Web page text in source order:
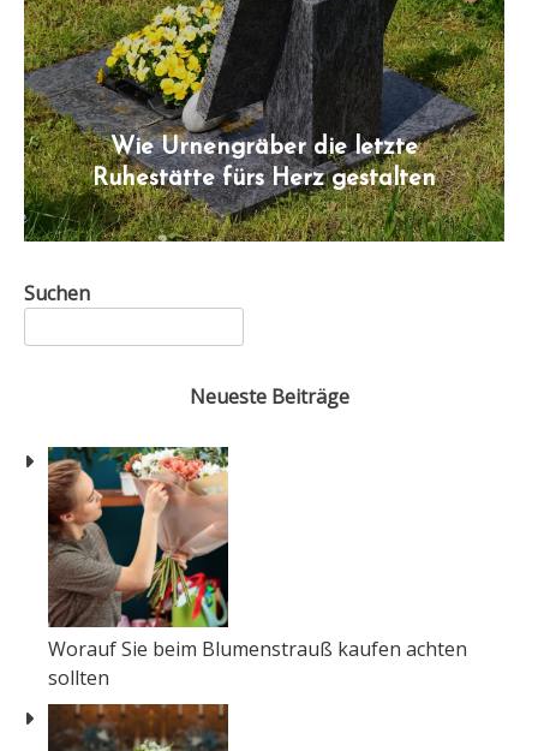
Wie Urnengräber die letzte
Ruhestätte fürs Herz gestalten
Suchen
Neueste Beiträge
Worauf Sie beim Blumenstrauß kaufen achten
sollten